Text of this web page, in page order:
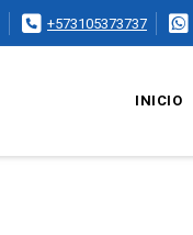
+573105373737
INICIO